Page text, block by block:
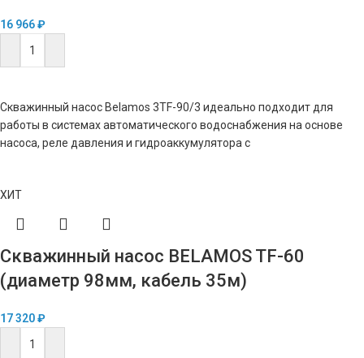
16 966₽
Скважинный насос Belamos 3TF-90/3 идеально подходит для
работы в системах автоматического водоснабжения на основе
насоса, реле давления и гидроаккумулятора с
ХИТ
Скважинный насос BELAMOS TF-60
(диаметр 98мм, кабель 35м)
17 320₽